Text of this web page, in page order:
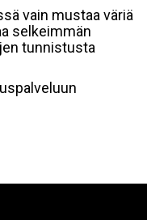
vain mustaa väriä
selkeimmän
tunnistusta